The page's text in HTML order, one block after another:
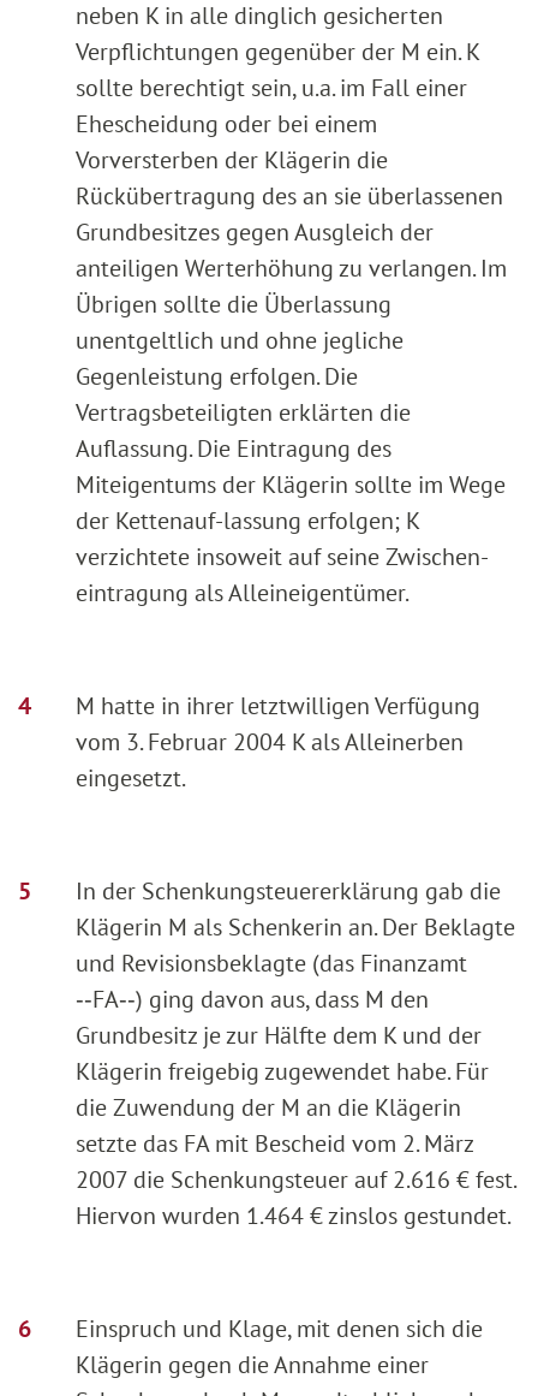
neben K in alle dinglich gesicherten
Verpflichtungen gegenüber der M ein. K
sollte berechtigt sein, u.a. im Fall einer
Ehescheidung oder bei einem
Vorversterben der Klägerin die
Rückübertragung des an sie überlassenen
Grundbesitzes gegen Ausgleich der
anteiligen Werterhöhung zu verlangen. Im
Übrigen sollte die Überlassung
unentgeltlich und ohne jegliche
Gegenleistung erfolgen. Die
Vertragsbeteiligten erklärten die
Auflassung. Die Eintragung des
Miteigentums der Klägerin sollte im Wege
der Kettenauf-lassung erfolgen; K
verzichtete insoweit auf seine Zwischen-
eintragung als Alleineigentümer.
M hatte in ihrer letztwilligen Verfügung
vom 3. Februar 2004 K als Alleinerben
eingesetzt.
In der Schenkungsteuererklärung gab die
Klägerin M als Schenkerin an. Der Beklagte
und Revisionsbeklagte (das Finanzamt
‑‑FA‑‑) ging davon aus, dass M den
Grundbesitz je zur Hälfte dem K und der
Klägerin freigebig zugewendet habe. Für
die Zuwendung der M an die Klägerin
setzte das FA mit Bescheid vom 2. März
2007 die Schenkungsteuer auf 2.616 € fest.
Hiervon wurden 1.464 € zinslos gestundet.
Einspruch und Klage, mit denen sich die
Klägerin gegen die Annahme einer